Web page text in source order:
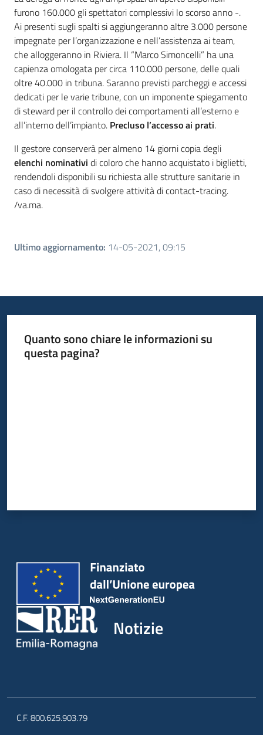
furono 160.000 gli spettatori complessivi lo scorso anno -.
Ai presenti sugli spalti si aggiungeranno altre 3.000 persone
impegnate per l’organizzazione e nell’assistenza ai team,
che alloggeranno in Riviera. Il “Marco Simoncelli” ha una
capienza omologata per circa 110.000 persone, delle quali
oltre 40.000 in tribuna. Saranno previsti parcheggi e accessi
dedicati per le varie tribune, con un imponente spiegamento
di steward per il controllo dei comportamenti all’esterno e
all’interno dell’impianto. Precluso l’accesso ai prati.
Il gestore conserverà per almeno 14 giorni copia degli
elenchi nominativi di coloro che hanno acquistato i biglietti,
rendendoli disponibili su richiesta alle strutture sanitarie in
caso di necessità di svolgere attività di contact-tracing.
/va.ma.
Ultimo aggiornamento: 14-05-2021, 09:15
Quanto sono chiare le informazioni su
questa pagina?
Notizie
C.F. 800.625.903.79